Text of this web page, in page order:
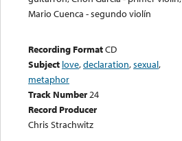
Mario Cuenca - segundo violín
Recording FormatCD
Subject love,declaration,sexual,
metaphor
Track Number24
Record Producer
Chris Strachwitz